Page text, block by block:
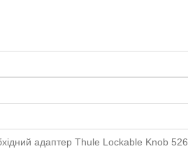
адаптер Thule Lockable Knob 526